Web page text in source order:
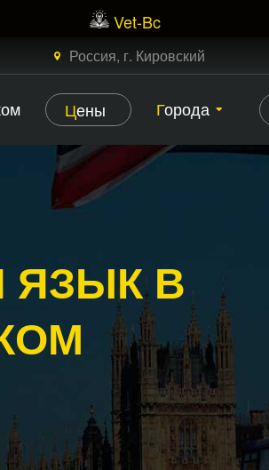
Vet-Bc
Россия, г. Кировский
Цены Города
ЯЗЫК В
БЕСПЛАТНЫЙ ЗВОНОК